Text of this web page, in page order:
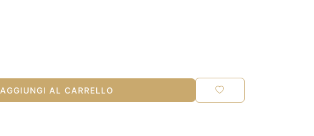
AGGIUNGI AL CARRELLO